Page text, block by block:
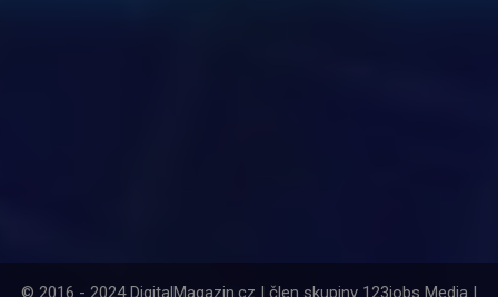
© 2016 - 2024 DigitalMagazin.cz | člen skupiny 123jobs Media |